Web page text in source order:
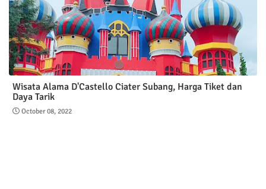
Wisata Alama D'Castello Ciater Subang, Harga Tiket dan
Daya Tarik
October 08, 2022